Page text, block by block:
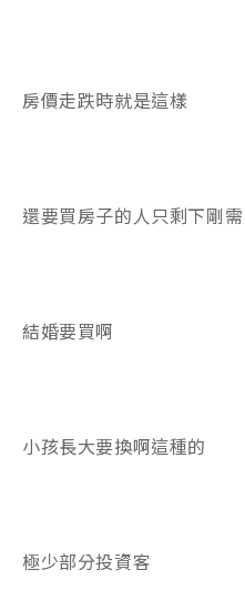
房價走跌時就是這樣
還要買房子的人只剩下剛需
結婚要買啊
小孩長大要換啊這種的
極少部分投資客